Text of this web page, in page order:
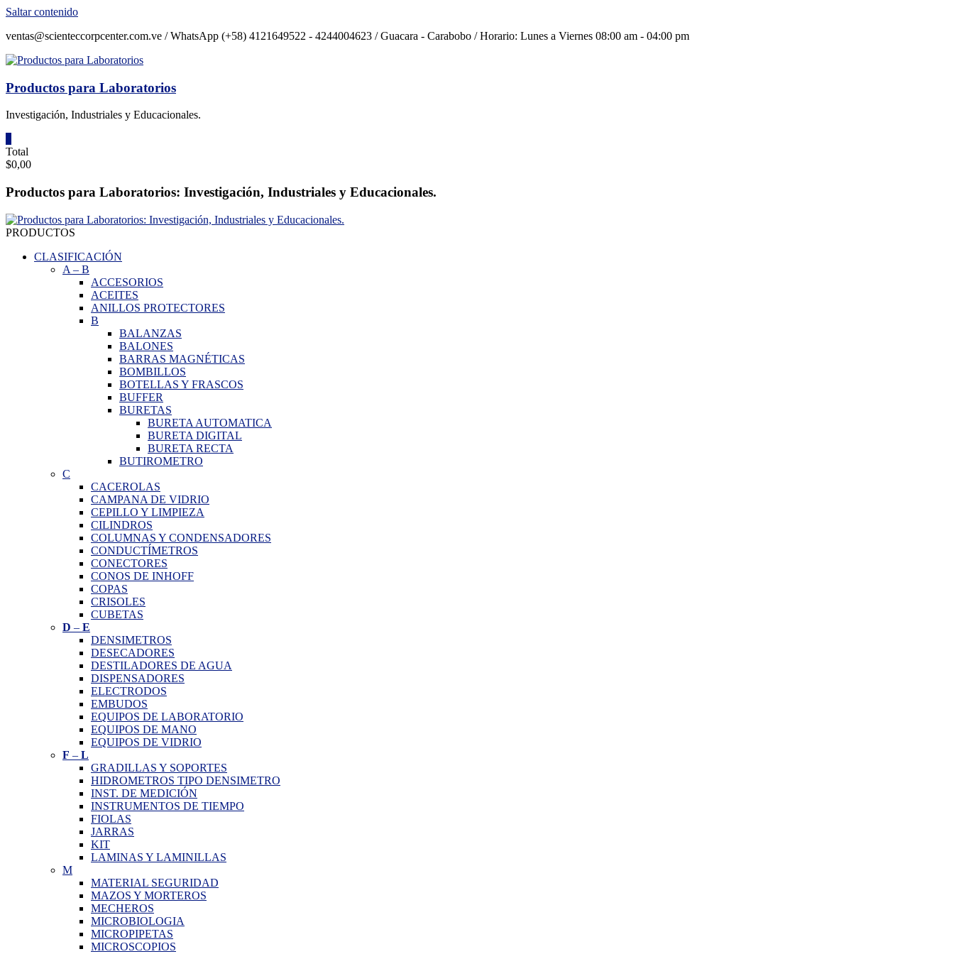
Saltar contenido
ventas@scienteccorpcenter.com.ve / WhatsApp (+58) 4121649522 - 4244004623 / Guacara - Carabobo / Horario: Lunes a Viernes 08:00 am - 04:00 pm
Productos para Laboratorios
Investigación, Industriales y Educacionales.
Total
$0,00
Productos para Laboratorios: Investigación, Industriales y Educacionales.
PRODUCTOS
CLASIFICACIÓN
A – B
ACCESORIOS
ACEITES
ANILLOS PROTECTORES
B
BALANZAS
BALONES
BARRAS MAGNÉTICAS
BOMBILLOS
BOTELLAS Y FRASCOS
BUFFER
BURETAS
BURETA AUTOMATICA
BURETA DIGITAL
BURETA RECTA
BUTIROMETRO
C
CACEROLAS
CAMPANA DE VIDRIO
CEPILLO Y LIMPIEZA
CILINDROS
COLUMNAS Y CONDENSADORES
CONDUCTÍMETROS
CONECTORES
CONOS DE INHOFF
COPAS
CRISOLES
CUBETAS
D – E
DENSIMETROS
DESECADORES
DESTILADORES DE AGUA
DISPENSADORES
ELECTRODOS
EMBUDOS
EQUIPOS DE LABORATORIO
EQUIPOS DE MANO
EQUIPOS DE VIDRIO
F – L
GRADILLAS Y SOPORTES
HIDROMETROS TIPO DENSIMETRO
INST. DE MEDICIÓN
INSTRUMENTOS DE TIEMPO
FIOLAS
JARRAS
KIT
LAMINAS Y LAMINILLAS
M
MATERIAL SEGURIDAD
MAZOS Y MORTEROS
MECHEROS
MICROBIOLOGIA
MICROPIPETAS
MICROSCOPIOS